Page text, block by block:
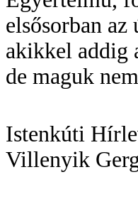
elsősorban
akikkel addig
de maguk
Istenkúti
Villenyik